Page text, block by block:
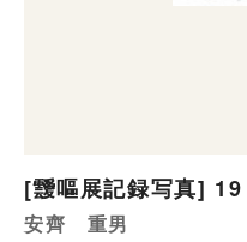
[靉嘔展記録写真] 19
安齊 重男